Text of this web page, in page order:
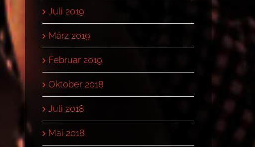
Juli 2019
März 2019
Februar 2019
Oktober 2018
Juli 2018
Mai 2018